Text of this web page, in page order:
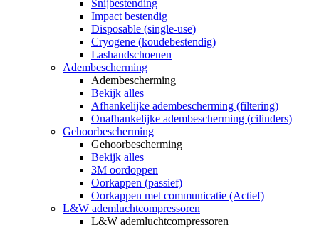
Snijbestending
Impact bestendig
Disposable (single-use)
Cryogene (koudebestendig)
Lashandschoenen
Adembescherming
Adembescherming
Bekijk alles
Afhankelijke adembescherming (filtering)
Onafhankelijke adembescherming (cilinders)
Gehoorbescherming
Gehoorbescherming
Bekijk alles
3M oordoppen
Oorkappen (passief)
Oorkappen met communicatie (Actief)
L&W ademluchtcompressoren
L&W ademluchtcompressoren